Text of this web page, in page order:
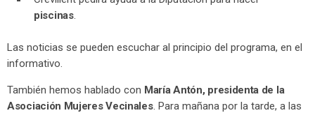
piscinas.
Las noticias se pueden escuchar al principio del programa, en el
informativo.
También hemos hablado con María Antón, presidenta de la
Asociación Mujeres Vecinales. Para mañana por la tarde, a las